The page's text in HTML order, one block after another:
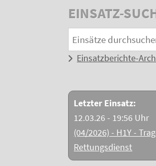
EINSATZ-
Einsatzberichte-
Letzter Einsatz:
12.03.26 - 19:56 Uhr
(04/2026) - H1Y -
Rettungsdienst